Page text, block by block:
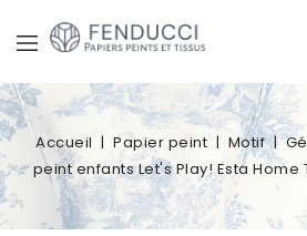
Accueil Papier peint Motif
peint enfants Let's Play! Esta Home